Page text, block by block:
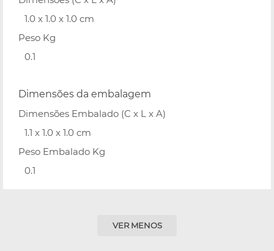
1.0 x 1.0 x 1.0 cm
Peso Kg
0.1
Dimensões da embalagem
Dimensões Embalado (C x L x A)
1.1 x 1.0 x 1.0 cm
Peso Embalado Kg
0.1
VER MENOS